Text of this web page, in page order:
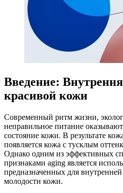
Введение:
красивой кожи
Современный ритм жизни,
неправильное питание
состояние кожи. В результате
появляется кожа с тусклым
Однако одним из эффективных
признаками aging является
предназначенных для
молодости кожи.